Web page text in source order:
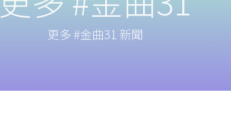
更多 #金曲31 新聞